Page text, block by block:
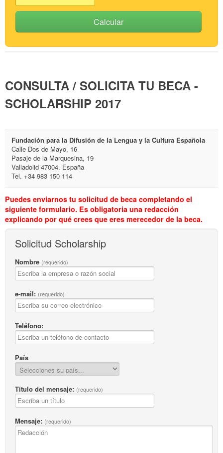
Calcular
CONSULTA / SOLICITA TU BECA -
SCHOLARSHIP 2017
Fundación para la Difusión de la Lengua y la Cultura Española
Calle Dos de Mayo, 16
Pasaje de la Marquesina, 19
Valladolid 47004. España
Tel. +34 983 150 114
Puedes enviarnos tu solicitud de beca completando el
siguiente formulario. Es obligatoria una redacción
explicando por qué crees que eres merecedor de la beca.
Solicitud Scholarship
Nombre (requerido)
e-mail: (requerido)
Teléfono:
País
Título del mensaje: (requerido)
Mensaje: (requerido)